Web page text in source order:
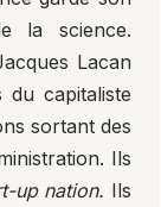
la science.
Lacan
du capitaliste
sortant des
Ils
up nation. Ils